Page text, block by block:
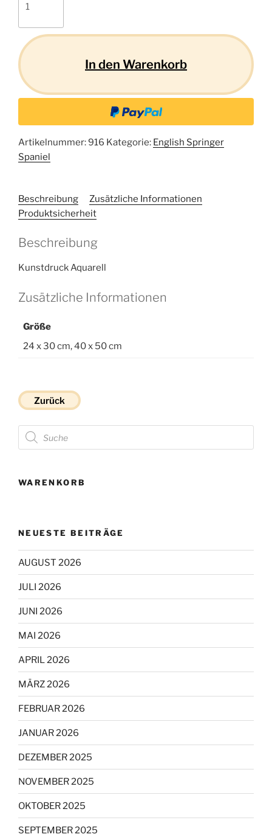
Springer
Menge
In den Warenkorb
Artikelnummer:916 Kategorie: English Springer
Spaniel
Beschreibung
Zusätzliche Informationen
Produktsicherheit
Beschreibung
Kunstdruck Aquarell
Zusätzliche Informationen
Größe
24 x 30 cm, 40 x 50 cm
Zurück
Products
search
WARENKORB
NEUESTE BEITRÄGE
AUGUST 2026
JULI 2026
JUNI 2026
MAI 2026
APRIL 2026
MÄRZ 2026
FEBRUAR 2026
JANUAR 2026
DEZEMBER 2025
NOVEMBER 2025
OKTOBER 2025
SEPTEMBER 2025